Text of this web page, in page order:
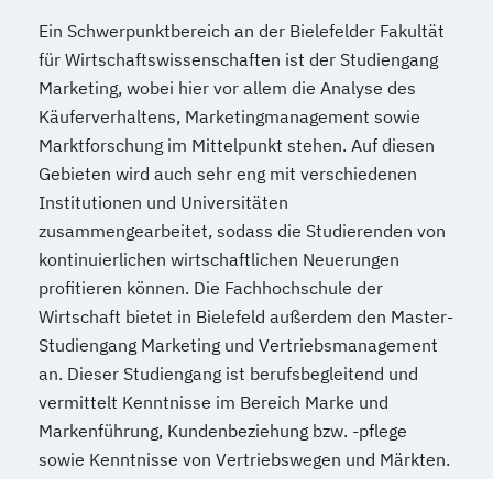
Ein Schwerpunktbereich an der Bielefelder Fakultät
für Wirtschaftswissenschaften ist der Studiengang
Marketing, wobei hier vor allem die Analyse des
Käuferverhaltens, Marketingmanagement sowie
Marktforschung im Mittelpunkt stehen. Auf diesen
Gebieten wird auch sehr eng mit verschiedenen
Institutionen und Universitäten
zusammengearbeitet, sodass die Studierenden von
kontinuierlichen wirtschaftlichen Neuerungen
profitieren können. Die Fachhochschule der
Wirtschaft bietet in Bielefeld außerdem den Master-
Studiengang Marketing und Vertriebsmanagement
an. Dieser Studiengang ist berufsbegleitend und
vermittelt Kenntnisse im Bereich Marke und
Markenführung, Kundenbeziehung bzw. -pflege
sowie Kenntnisse von Vertriebswegen und Märkten.